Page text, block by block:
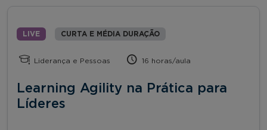
LIVE CURTA E MÉDIA DURAÇÃO
Liderança e Pessoas 16 horas/aula
Learning Agility na Prática para
Líderes